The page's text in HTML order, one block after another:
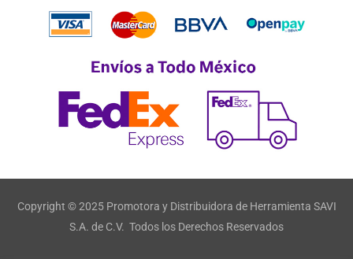
Copyright © 2025 Promotora y Distribuidora de Herramienta SAVI
S.A. de C.V. Todos los Derechos Reservados